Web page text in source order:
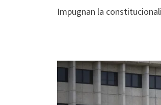
Impugnan la